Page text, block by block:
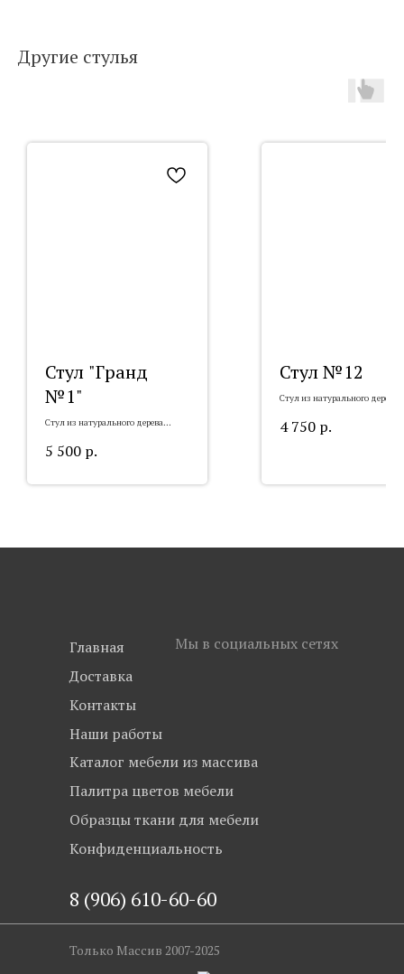
Другие стулья
Стул "Гранд
№1"
Стул из натурального дерева
5 500 р.
Стул №12
Стул из натурального дерева
4 750 р.
8 (906) 610-60-60
Главная
Доставка
Контакты
Наши работы
Каталог мебели из массива
Палитра цветов мебели
Образцы ткани для мебели
Конфиденциальность
Мы в социальных сетях
Только Массив 2007-2025